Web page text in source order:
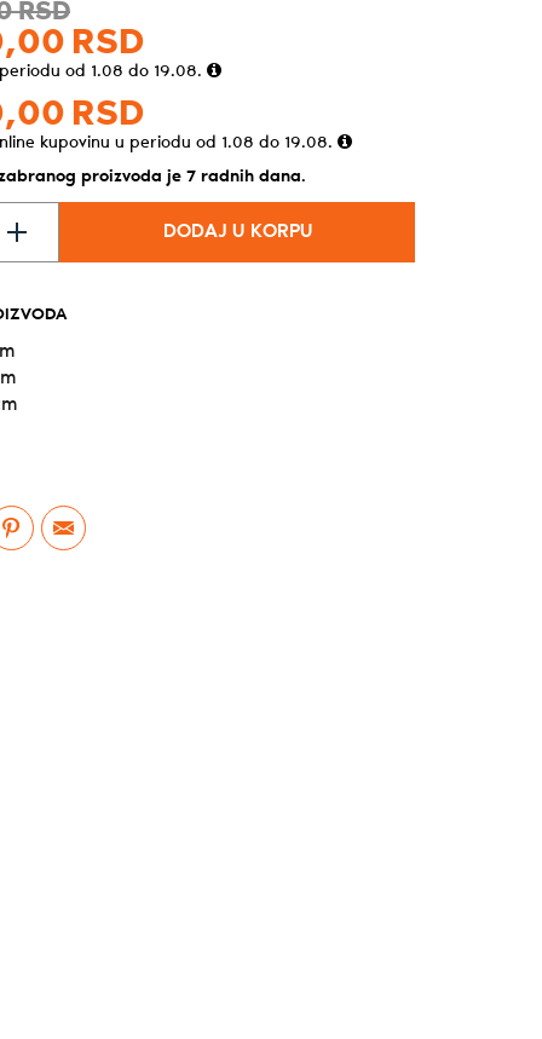
RSD
00 RSD
od 1.08 do 19.08.
00 RSD
kupovinu u periodu od 1.08 do 19.08.
proizvoda je 7 radnih dana.
DODAJ U KORPU